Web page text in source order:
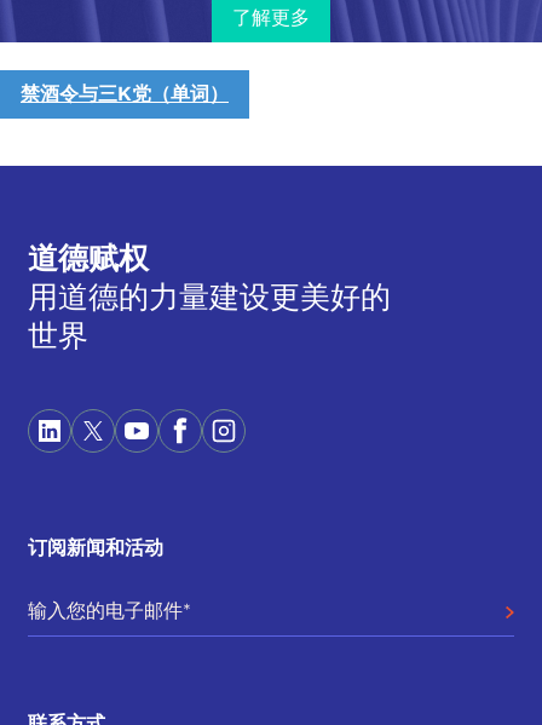
了解更多
禁酒令与三K党（单词）
道德赋权
用道德的力量建设更美好的
世界
订阅新闻和活动